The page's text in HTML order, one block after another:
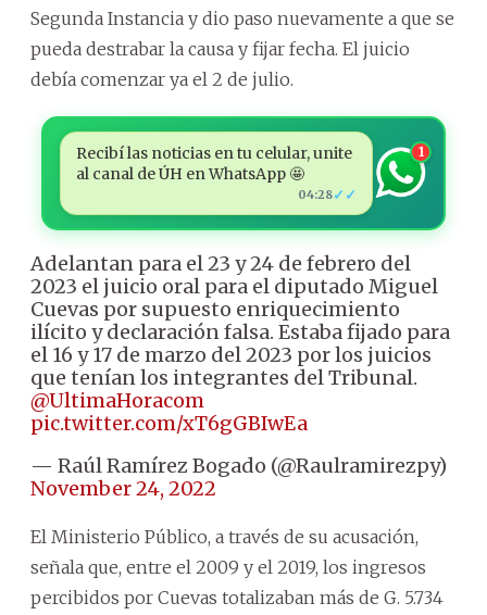
Segunda Instancia y dio paso nuevamente a que se
pueda destrabar la causa y fijar fecha. El juicio
debía comenzar ya el 2 de julio.
Recibí las noticias en tu celular, unite
al canal de ÚH en WhatsApp 🤩
04:28✓✓
1
Adelantan para el 23 y 24 de febrero del
2023 el juicio oral para el diputado Miguel
Cuevas por supuesto enriquecimiento
ilícito y declaración falsa. Estaba fijado para
el 16 y 17 de marzo del 2023 por los juicios
que tenían los integrantes del Tribunal.
@UltimaHoracom
pic.twitter.com/xT6gGBIwEa
— Raúl Ramírez Bogado (@Raulramirezpy)
November 24, 2022
El Ministerio Público, a través de su acusación,
señala que, entre el 2009 y el 2019, los ingresos
percibidos por Cuevas totalizaban más de G. 5.734